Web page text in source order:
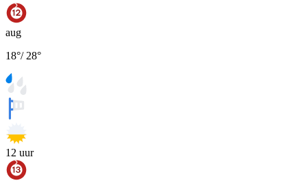
aug
18°/ 28°
12 uur